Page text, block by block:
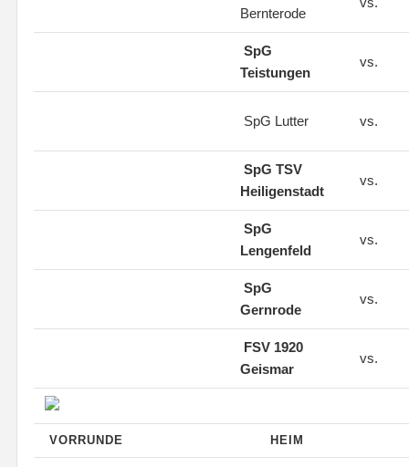
Bernterode
SpG
Teistungen
vs.
SpG Lutter vs.
SpG TSV
Heiligenstadt
vs.
SpG
Lengenfeld
vs.
SpG
Gernrode
vs.
FSV 1920
Geismar
vs.
VORRUNDE HEIM